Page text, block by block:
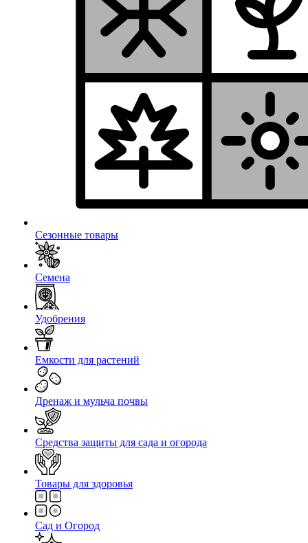
Сезонные товары
Семена
Удобрения
Емкости для растений
Дренаж и мульча почвы
Средства защиты для сада и огорода
Товары для здоровья
Сад и Огород